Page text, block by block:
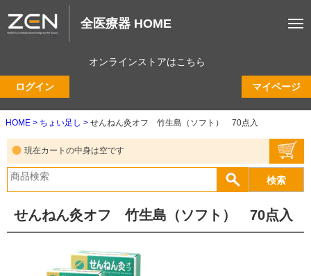
全医療器 HOME
オンラインストアはこちら
ログイン マイページ
HOME ちょい足し せんねん灸オフ 竹生島（ソフト） 70点入
現在カートの中身は空です
せんねん灸オフ 竹生島（ソフト） 70点入